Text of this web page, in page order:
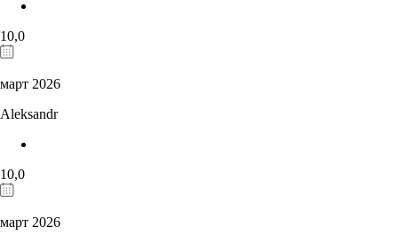
10,0
март 2026
Aleksandr
10,0
март 2026